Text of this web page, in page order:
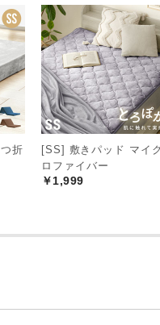
らりと逃が
折
[SS] 敷きパッド マイク
ロファイバー
￥1,999